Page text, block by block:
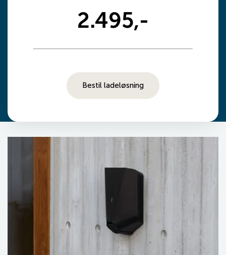
2.495,-
Bestil ladeløsning